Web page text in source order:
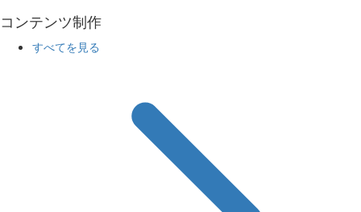
コンテンツ制作
すべてを見る